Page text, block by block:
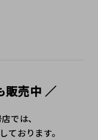
販売中 ／
では、
ております。